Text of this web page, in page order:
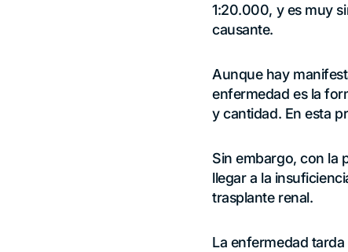
1:20.000, y es muy
causante.
Aunque hay
enfermedad es la
y cantidad. En esta
Sin embargo, con la
llegar a la
trasplante renal.
La enfermedad